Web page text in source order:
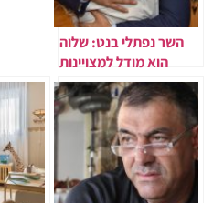
השר נפתלי בנט: שלוה
הוא מודל למצויינות
בחינוך, שילוב וקבלת
השונה